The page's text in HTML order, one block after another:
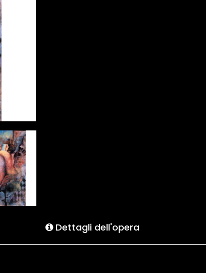
Dettagli dell'opera